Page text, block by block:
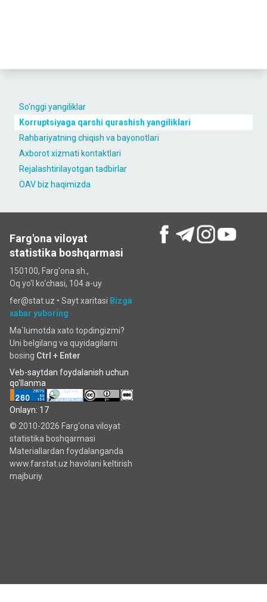
So'nggi yangiliklar
Korruptsiyaga qarshi qurashish yangiliklari
Rahbariyatning chiqish va bayonotlari
Axborot xizmati kontaktlari
Rejalashtirilayotgan tadbirlar
OAV biz haqimizda
Farg'ona viloyat
statistika boshqarmasi
150100, Farg'ona sh.,
Oq yo'l ko‘chаsi, 104 a-uy
fer@stat.uz • Sayt xaritasi Bizga
xabar yuboring
Ma`lumotda xato topdingizmi?
Uni belgilang va quyidagilarni
bosing Ctrl + Enter
Veb-saytdan foydalanish uchun
qo'llanma
Onlayn: 17
© 2010-2026 Farg‘ona viloyat
statistika boshqarmasi
Materiallardan foydalanganda
www.farstat.uz havolani keltirish
majburiy.